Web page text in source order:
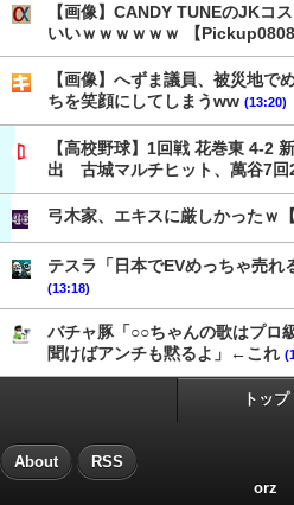
【画像】CANDY TUNEのJKコ
いいｗｗｗｗｗｗ 【
【画像】へずま議員、被災地で
ちを笑顔にしてしまうww (13:20)
【高校野球】1回戦 花巻東 4-2
出 古城マルチヒット、萬谷7回
弓木家、エキスに厳しかったｗ
テスラ「日本でEVめっちゃ売れ
(13:18)
バチャ豚「○○ちゃんの歌はプロ
聞けばアンチも黙るよ」←これ
トップ
About RSS
orz